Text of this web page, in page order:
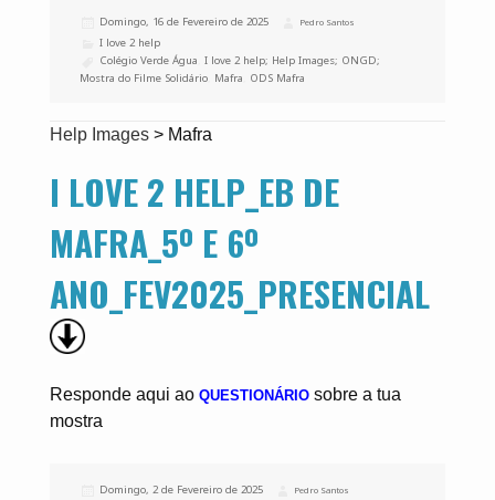
Publicado
Domingo, 16 de Fevereiro de 2025 Autor
Pedro Santos
Categorias
I love 2 help
Etiquetas
Colégio Verde Água ,I love 2 help; Help Images; ONGD;
Mostra do Filme Solidário Mafra ODS Mafra
Help Images> Mafra
I LOVE 2 HELP_EB DE
MAFRA_5º E 6º
ANO_FEV2025_PRESENCIAL
Responde aqui ao QUESTIONÁRIO sobre a tua
mostra
Publicado
Domingo, 2 de Fevereiro de 2025 Autor
Pedro Santos